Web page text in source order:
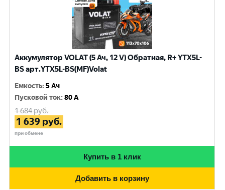
Аккумулятор VOLAT (5 Ач, 12 V) Обратная, R+ YTX5L-
BS арт.YTX5L-BS(MF)Volat
Емкость:5 Ач
Пусковой ток:80 A
1 684руб.
1 639 руб.
при обмене
Купить в 1 клик
Добавить в корзину